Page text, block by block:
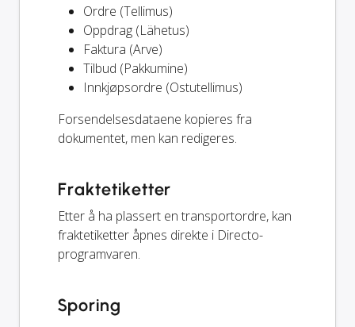
Ordre (Tellimus)
Oppdrag (Lähetus)
Faktura (Arve)
Tilbud (Pakkumine)
Innkjøpsordre (Ostutellimus)
Forsendelsesdataene kopieres fra
dokumentet, men kan redigeres.
Fraktetiketter
Etter å ha plassert en transportordre, kan
fraktetiketter åpnes direkte i Directo-
programvaren.
Sporing